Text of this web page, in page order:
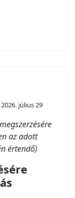
2026. július 29
az adott
értendő)